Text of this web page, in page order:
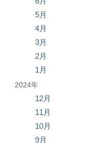
5月
4月
3月
2月
1月
2024年
12月
11月
10月
9月